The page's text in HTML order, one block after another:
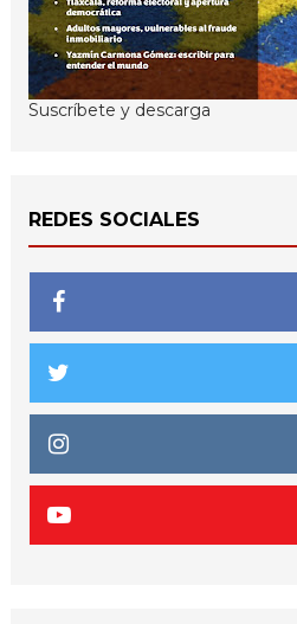
Suscríbete y descarga
REDES SOCIALES